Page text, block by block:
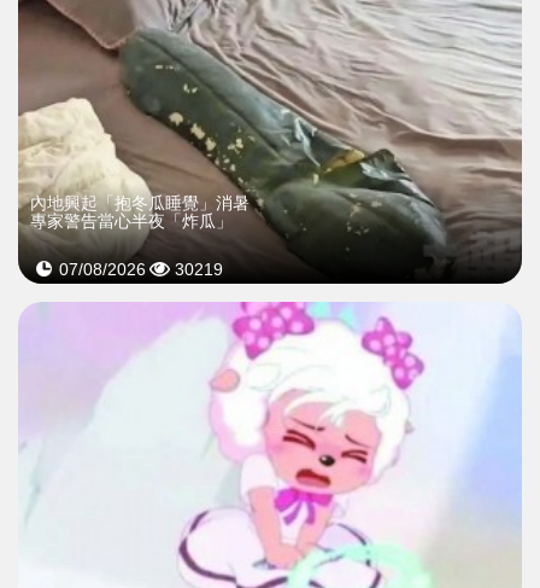
內地興起「抱冬瓜睡覺」消暑
專家警告當心半夜「炸瓜」
07/08/2026 30219